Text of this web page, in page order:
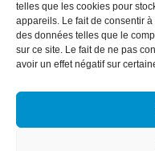
telles que les cookies pour
appareils. Le fait de consentir
des données telles que le
sur ce site. Le fait de ne pas
avoir un effet négatif sur
Cher Antoine
travail hyper
esthétique !!
travail depuis qu’il
rigueur et réactivité